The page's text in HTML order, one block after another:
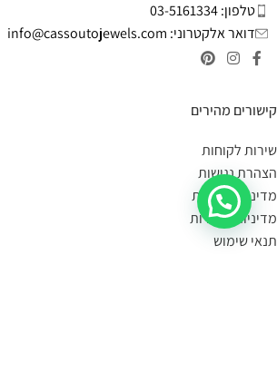
טלפון: 03-5161334
דואר אלקטרוני: info@cassoutojewels.com
קישורים מהירים
שירות לקוחות
הצהרת נגישות
מדיניות פרטיות
מדיניות החזרות
תנאי שימוש